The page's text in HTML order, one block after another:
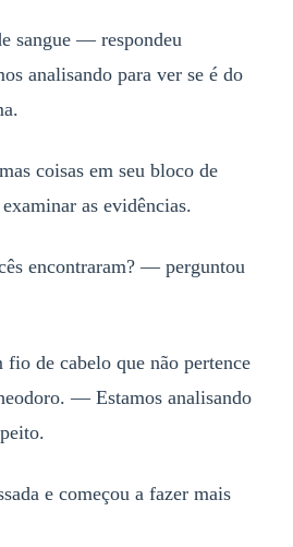
sangue — respondeu
analisando para ver se é do
coisas em seu bloco de
as evidências.
encontraram? — perguntou
de cabelo que não pertence
— Estamos analisando
e começou a fazer mais